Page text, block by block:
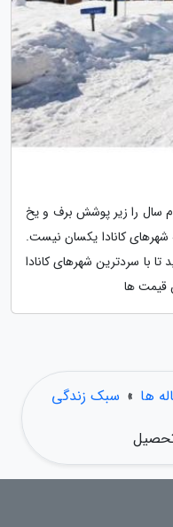
سال را زیر پوشش برف و یخ
شهرهای کانادا یکسان نیست.
با سردترین شهرهای کانادا
قیمت ها
ها » سبک زندگی
تحصیل